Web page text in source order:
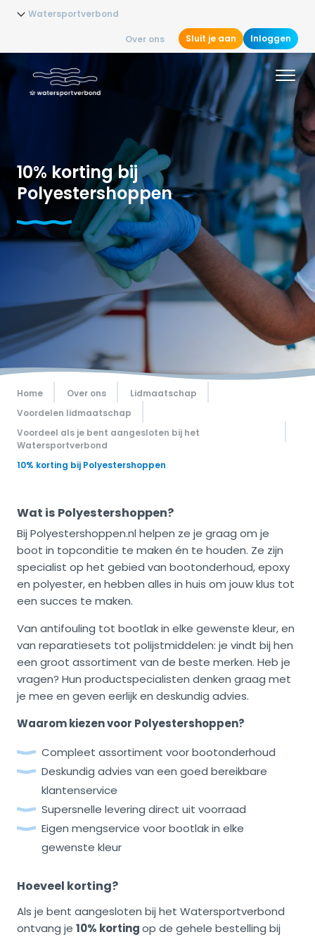
Watersportverbond
Over ons Sluit je aan Inloggen
10% korting bij
Polyestershoppen
Home Over ons
Lidmaatschap
Voordelen lidmaatschap
Voordeel als je bent aangesloten bij het
Watersportverbond
10% korting bij Polyestershoppen
Wat is Polyestershoppen?
Bij Polyestershoppen.nl helpen ze je graag om je
boot in topconditie te maken én te houden. Ze zijn
specialist op het gebied van bootonderhoud, epoxy
en polyester, en hebben alles in huis om jouw klus tot
een succes te maken.
Van antifouling tot bootlak in elke gewenste kleur, en
van reparatiesets tot polijstmiddelen: je vindt bij hen
een groot assortiment van de beste merken. Heb je
vragen? Hun productspecialisten denken graag met
je mee en geven eerlijk en deskundig advies.
Waarom kiezen voor Polyestershoppen?
Compleet assortiment voor bootonderhoud
Deskundig advies van een goed bereikbare
klantenservice
Supersnelle levering direct uit voorraad
Eigen mengservice voor bootlak in elke
gewenste kleur
Hoeveel korting?
Als je bent aangesloten bij het Watersportverbond
ontvang je 10% kortingop de gehele bestelling bij